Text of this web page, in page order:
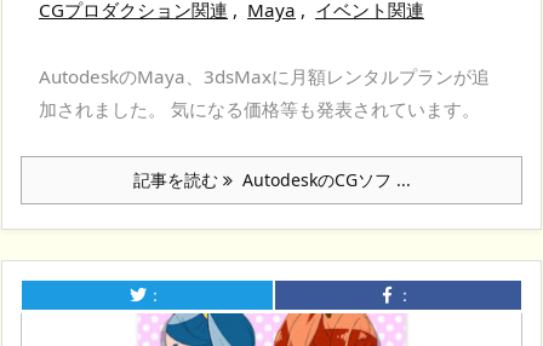
CGプロダクション関連 , Maya , イベント関連
AutodeskのMaya、3dsMaxに月額レンタルプランが追
加されました。 気になる価格等も発表されています。
記事を読む AutodeskのCGソフ ...
： ：